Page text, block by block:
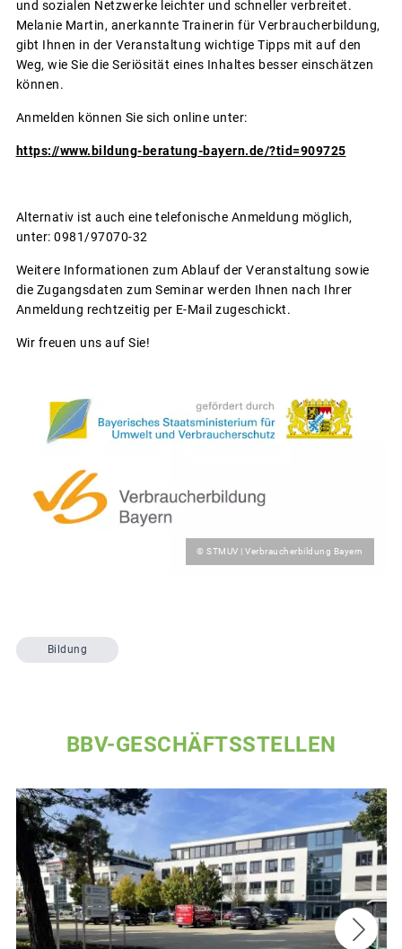
und sozialen Netzwerke leichter und schneller verbreitet.
Melanie Martin, anerkannte Trainerin für Verbraucherbildung,
gibt Ihnen in der Veranstaltung wichtige Tipps mit auf den
Weg, wie Sie die Seriösität eines Inhaltes besser einschätzen
können.
Anmelden können Sie sich online unter:
https://www.bildung-beratung-bayern.de/?tid=909725
Alternativ ist auch eine telefonische Anmeldung möglich,
unter: 0981/97070-32
Weitere Informationen zum Ablauf der Veranstaltung sowie
die Zugangsdaten zum Seminar werden Ihnen nach Ihrer
Anmeldung rechtzeitig per E-Mail zugeschickt.
Wir freuen uns auf Sie!
© STMUV | Verbraucherbildung Bayern
Bildung
BBV-GESCHÄFTSSTELLEN